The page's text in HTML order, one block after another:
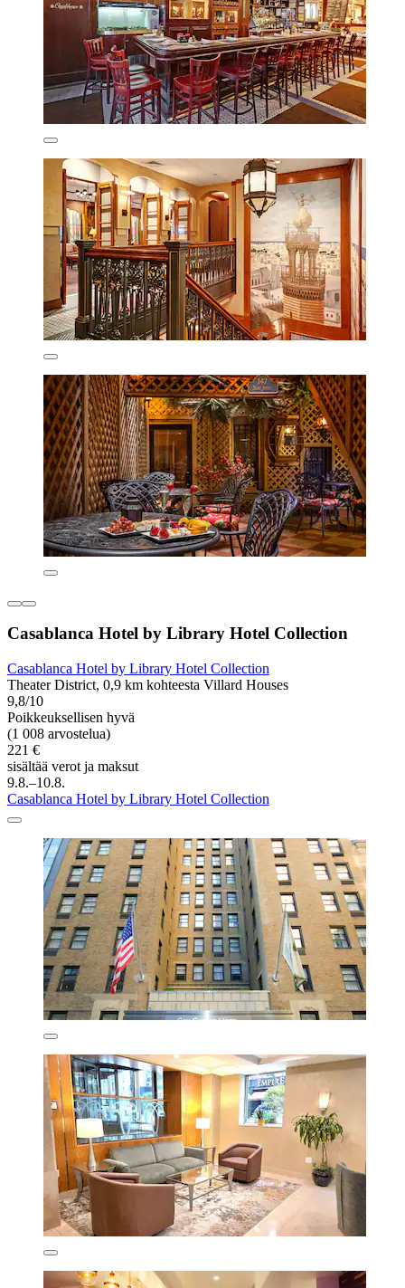
Casablanca Hotel by Library Hotel Collection
Casablanca Hotel by Library Hotel Collection
Theater District, 0,9 km kohteesta Villard Houses
9,8/10
Poikkeuksellisen hyvä
(1 008 arvostelua)
221 €
sisältää verot ja maksut
9.8.–10.8.
Casablanca Hotel by Library Hotel Collection